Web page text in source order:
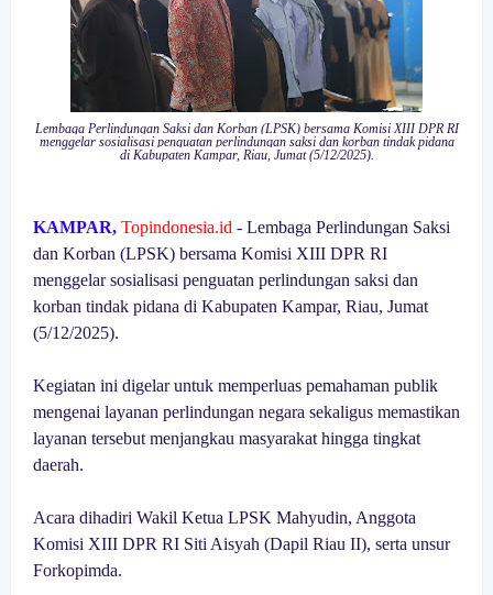
Lembaga Perlindungan Saksi dan Korban (LPSK) bersama Komisi XIII DPR RI
menggelar sosialisasi penguatan perlindungan saksi dan korban tindak pidana
di Kabupaten Kampar, Riau, Jumat (5/12/2025).
KAMPAR, Topindonesia.id - Lembaga Perlindungan Saksi
dan Korban (LPSK) bersama Komisi XIII DPR RI
menggelar sosialisasi penguatan perlindungan saksi dan
korban tindak pidana di Kabupaten Kampar, Riau, Jumat
(5/12/2025).
Kegiatan ini digelar untuk memperluas pemahaman publik
mengenai layanan perlindungan negara sekaligus memastikan
layanan tersebut menjangkau masyarakat hingga tingkat
daerah.
Acara dihadiri Wakil Ketua LPSK Mahyudin, Anggota
Komisi XIII DPR RI Siti Aisyah (Dapil Riau II), serta unsur
Forkopimda.